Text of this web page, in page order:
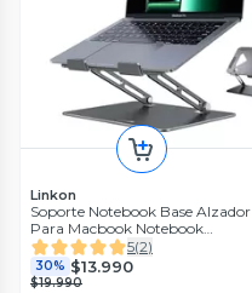
Linkon
Soporte Notebook Base Alzador
Para Macbook Notebook
Linkon
5(2)
30% $13.990
$19.990